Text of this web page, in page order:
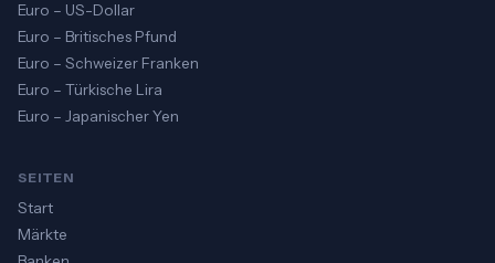
Euro – US-Dollar
Euro – Britisches Pfund
Euro – Schweizer Franken
Euro – Türkische Lira
Euro – Japanischer Yen
SEITEN
Start
Märkte